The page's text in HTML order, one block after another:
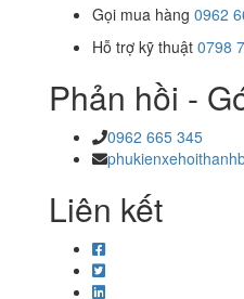
Gọi mua hàng 0962
Hỗ trợ kỹ thuật 0798
Phản hồi -
0962 665 345
Liên kết